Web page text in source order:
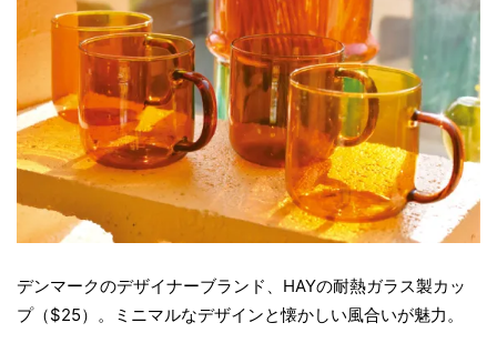
デンマークのデザイナーブランド、HAYの耐熱ガラス製カッ
プ（$25）。ミニマルなデザインと懐かしい風合いが魅力。